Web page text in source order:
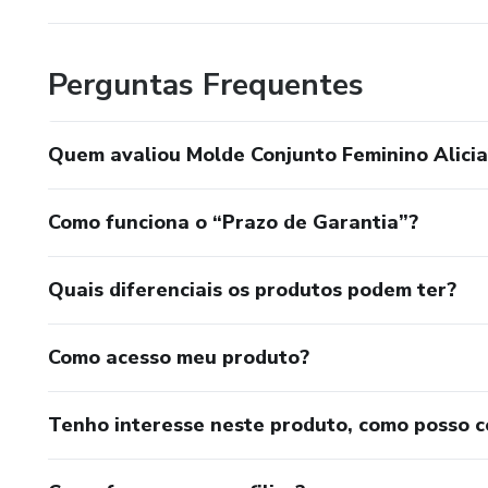
Perguntas Frequentes
Quem avaliou Molde Conjunto Feminino
Como funciona o “Prazo de Garantia”?
Quais diferenciais os produtos podem ter?
Como acesso meu produto?
Tenho interesse neste produto, como posso